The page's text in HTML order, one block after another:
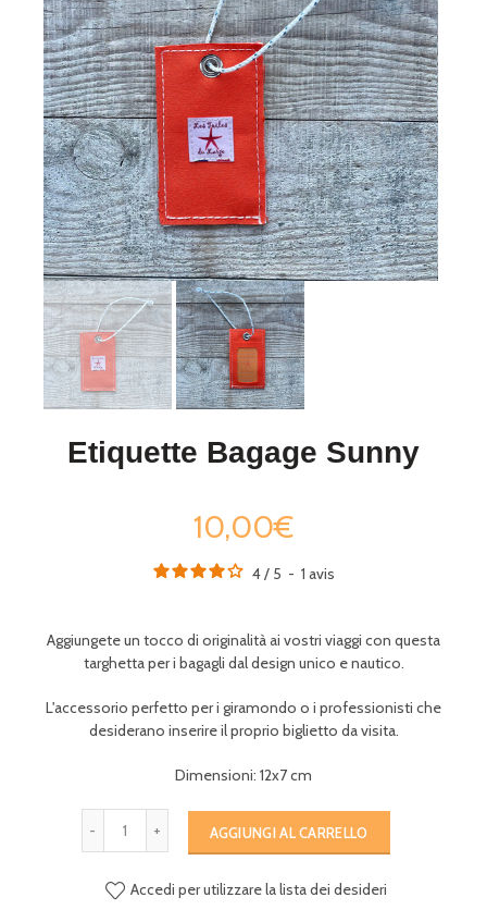
Etiquette Bagage Sunny
10,00€
4/ 5 - 1 avis
Aggiungete un tocco di originalità ai vostri viaggi con questa
targhetta per i bagagli dal design unico e nautico.
L'accessorio perfetto per i giramondo o i professionisti che
desiderano inserire il proprio biglietto da visita.
Dimensioni: 12x7 cm
AGGIUNGI AL CARRELLO
Accedi per utilizzare la lista dei desideri